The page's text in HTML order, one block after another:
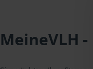
MeineVLH